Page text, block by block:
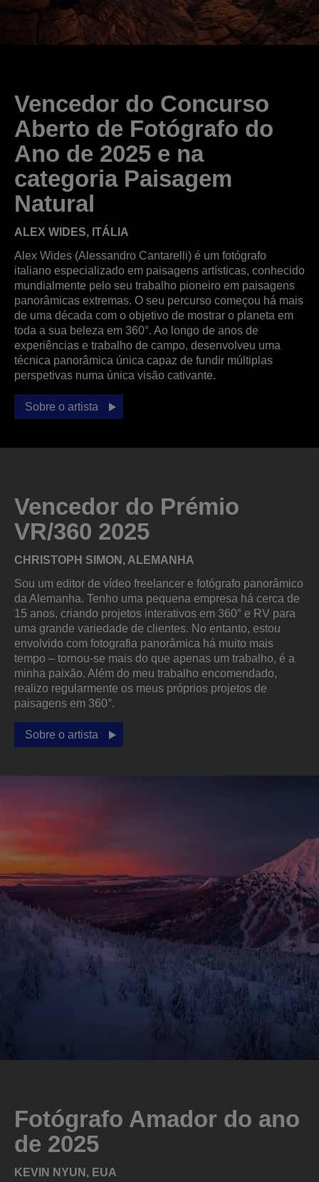
Vencedor do Concurso
Aberto de Fotógrafo do
Ano de 2025 e na
categoria Paisagem
Natural
ALEX WIDES, ITÁLIA
Alex Wides (Alessandro Cantarelli) é um fotógrafo
italiano especializado em paisagens artísticas, conhecido
mundialmente pelo seu trabalho pioneiro em paisagens
panorâmicas extremas. O seu percurso começou há mais
de uma década com o objetivo de mostrar o planeta em
toda a sua beleza em 360°. Ao longo de anos de
experiências e trabalho de campo, desenvolveu uma
técnica panorâmica única capaz de fundir múltiplas
perspetivas numa única visão cativante.
Sobre o artista
Vencedor do Prémio
VR/360 2025
CHRISTOPH SIMON, ALEMANHA
Sou um editor de vídeo freelancer e fotógrafo panorâmico
da Alemanha. Tenho uma pequena empresa há cerca de
15 anos, criando projetos interativos em 360° e RV para
uma grande variedade de clientes. No entanto, estou
envolvido com fotografia panorâmica há muito mais
tempo – tornou-se mais do que apenas um trabalho, é a
minha paixão. Além do meu trabalho encomendado,
realizo regularmente os meus próprios projetos de
paisagens em 360°.
Sobre o artista
Fotógrafo Amador do ano
de 2025
KEVIN NYUN, EUA